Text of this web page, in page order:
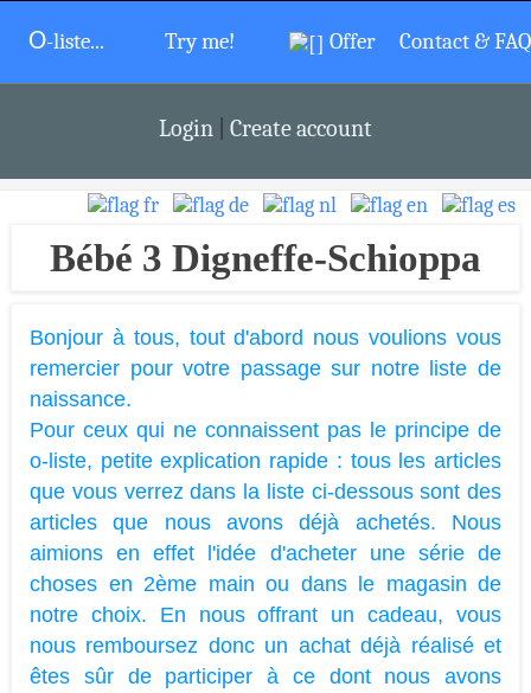
O-liste... Try me! Offer Contact & FAQ
Login Create account
Bébé 3 Digneffe-Schioppa
Bonjour à tous, tout d'abord nous voulions vous
remercier pour votre passage sur notre liste de
naissance.
Pour ceux qui ne connaissent pas le principe de
o-liste, petite explication rapide : tous les articles
que vous verrez dans la liste ci-dessous sont des
articles que nous avons déjà achetés. Nous
aimions en effet l'idée d'acheter une série de
choses en 2ème main ou dans le magasin de
notre choix. En nous offrant un cadeau, vous
nous remboursez donc un achat déjà réalisé et
êtes sûr de participer à ce dont nous avons